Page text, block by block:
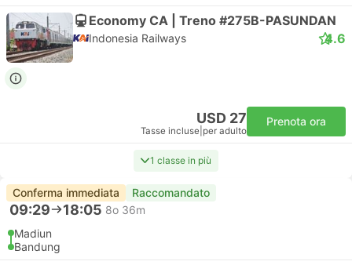
Economy CA | Treno #275B-PASUNDAN
Indonesia Railways 4.6
USD 27
Tasse incluse per adulto
Prenota ora
1 classe in più
Conferma immediata Raccomandato
09:29 18:05 8o 36m
Madiun
Bandung